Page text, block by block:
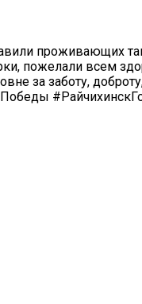
проживающих
пожелали всем
за заботу,